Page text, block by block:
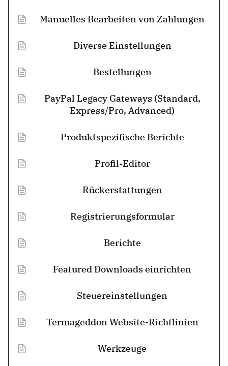
Manuelles Bearbeiten von Zahlungen
Diverse Einstellungen
Bestellungen
PayPal Legacy Gateways (Standard,
Express/Pro, Advanced)
Produktspezifische Berichte
Profil-Editor
Rückerstattungen
Registrierungsformular
Berichte
Featured Downloads einrichten
Steuereinstellungen
Termageddon Website-Richtlinien
Werkzeuge